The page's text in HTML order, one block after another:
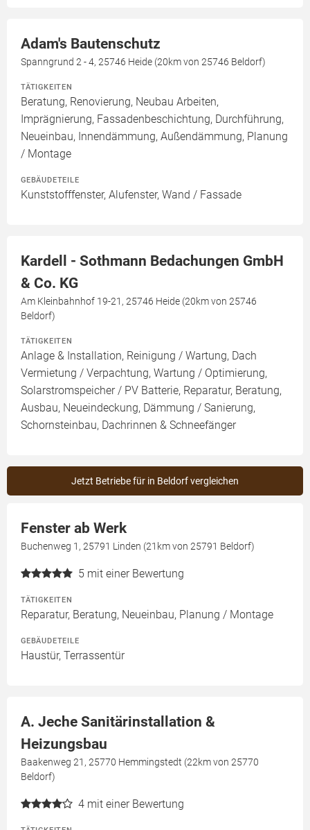
Adam's Bautenschutz
Spanngrund 2 - 4, 25746 Heide (20km von 25746 Beldorf)
TÄTIGKEITEN
Beratung, Renovierung, Neubau Arbeiten,
Imprägnierung, Fassadenbeschichtung, Durchführung,
Neueinbau, Innendämmung, Außendämmung, Planung
/ Montage
GEBÄUDETEILE
Kunststofffenster, Alufenster, Wand / Fassade
Kardell - Sothmann Bedachungen GmbH
& Co. KG
Am Kleinbahnhof 19-21, 25746 Heide (20km von 25746
Beldorf)
TÄTIGKEITEN
Anlage & Installation, Reinigung / Wartung, Dach
Vermietung / Verpachtung, Wartung / Optimierung,
Solarstromspeicher / PV Batterie, Reparatur, Beratung,
Ausbau, Neueindeckung, Dämmung / Sanierung,
Schornsteinbau, Dachrinnen & Schneefänger
Jetzt Betriebe für in Beldorf vergleichen
Fenster ab Werk
Buchenweg 1, 25791 Linden (21km von 25791 Beldorf)
5 mit einer Bewertung
TÄTIGKEITEN
Reparatur, Beratung, Neueinbau, Planung / Montage
GEBÄUDETEILE
Haustür, Terrassentür
A. Jeche Sanitärinstallation &
Heizungsbau
Baakenweg 21, 25770 Hemmingstedt (22km von 25770
Beldorf)
4 mit einer Bewertung